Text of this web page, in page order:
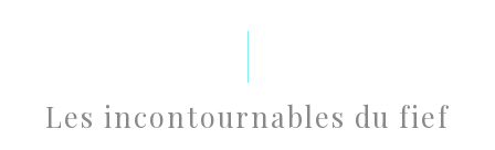
Les incontournables du fief